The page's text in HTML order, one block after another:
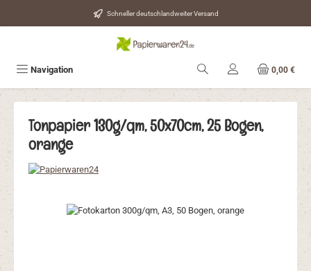
Zum Hauptinhalt springen Schneller deutschlandweiter Versand
Navigation 0,00 €
Tonpapier 130g/qm, 50x70cm, 25 Bogen,
orange
Bildergalerie überspringen